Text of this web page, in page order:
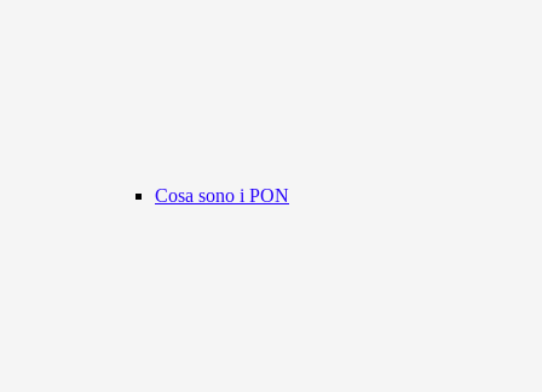
Cosa sono i PON